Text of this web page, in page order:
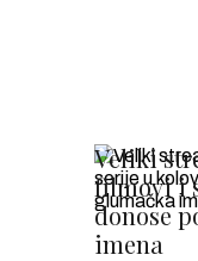
Veliki
filmovi i
donose
imena